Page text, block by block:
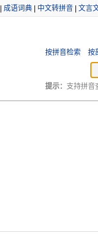
成语词典| 中文转拼音| 文言
按拼音检索 按
提示： 支持拼音